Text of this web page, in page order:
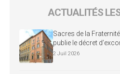
ACTUALITÉS
Sacres de la
publie le décret
2 Juil 2026